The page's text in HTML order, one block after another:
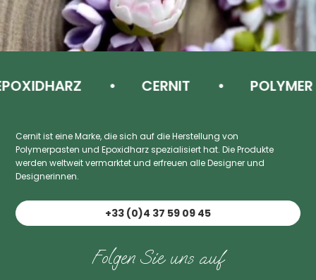
CERNIT POLYMER
Cernit ist eine Marke, die sich auf die Herstellung von
Polymerpasten und Epoxidharz spezialisiert hat. Die Produkte
werden weltweit vermarktet und erfreuen alle Designer und
Designerinnen.
+33 (0)4 37 59 09 45
Folgen Sie uns auf